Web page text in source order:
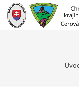
Prejsť
obsah
Úvod